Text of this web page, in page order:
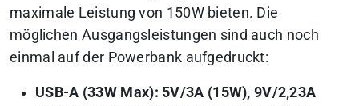
maximale Leistung von 150W bieten. Die
möglichen Ausgangsleistungen sind auch noch
einmal auf der Powerbank aufgedruckt:
USB-A (33W Max): 5V/3A (15W), 9V/2,23A